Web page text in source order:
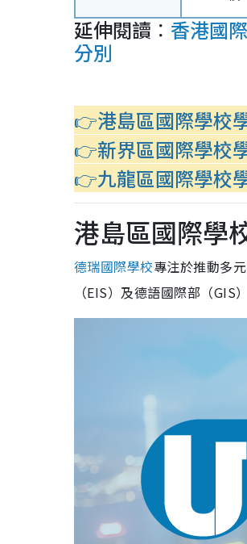
延伸閱讀︰ 香港國
分別
👉港島區國際學校
👉新界區國際學校
👉九龍區國際學校
港島區國際學
德瑞國際學校專注於推動多
（EIS）及德語國際部（